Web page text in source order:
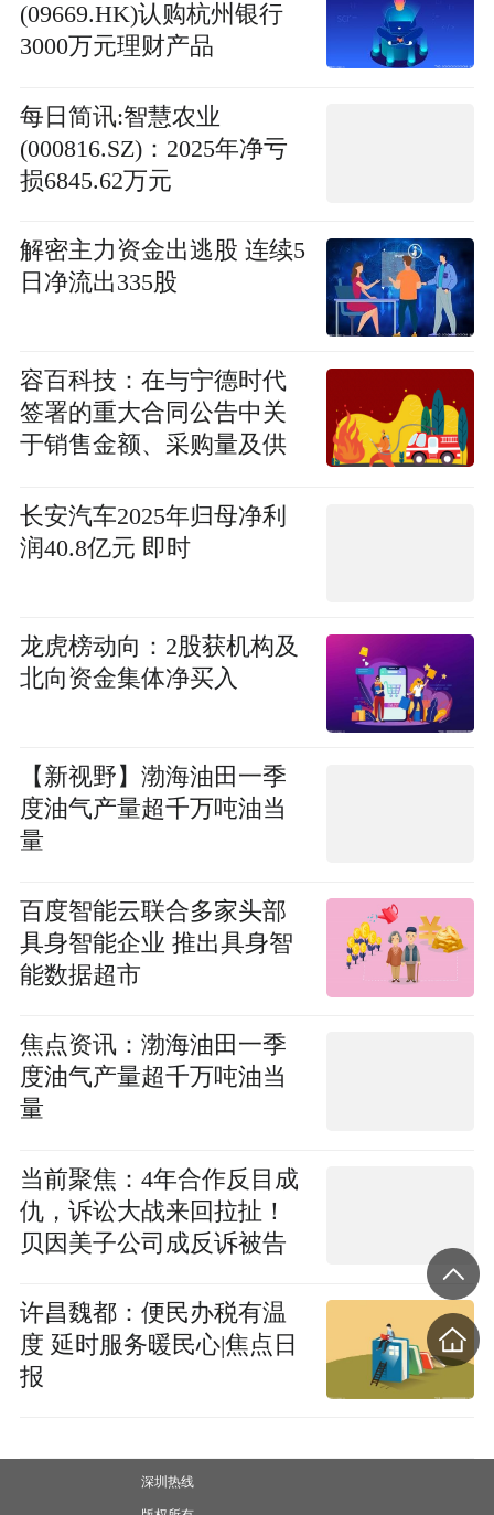
(09669.HK)认购杭州银行
3000万元理财产品
每日简讯:智慧农业
(000816.SZ)：2025年净亏
损6845.62万元
解密主力资金出逃股 连续5
日净流出335股
容百科技：在与宁德时代
签署的重大合同公告中关
于销售金额、采购量及供
陈述 ，公司及高管合计被
罚950万元-每日报道
长安汽车2025年归母净利
润40.8亿元 即时
龙虎榜动向：2股获机构及
北向资金集体净买入
【新视野】渤海油田一季
度油气产量超千万吨油当
量
百度智能云联合多家头部
具身智能企业 推出具身智
能数据超市
焦点资讯：渤海油田一季
度油气产量超千万吨油当
量
当前聚焦：4年合作反目成
仇，诉讼大战来回拉扯！
贝因美子公司成反诉被告
许昌魏都：便民办税有温
度 延时服务暖民心|焦点日
报
深圳热线